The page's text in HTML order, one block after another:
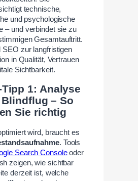
technische,
und psychologische
– und verbindet sie zu
Gesamtauftritt.
SEO zur langfristigen
in Qualität, Vertrauen
Sichtbarkeit.
Tipp 1: Analyse
– So
Sie richtig
wird, braucht es
. Tools
Search Consoleoder
zeigen, wie sichtbar
derzeit ist, welche